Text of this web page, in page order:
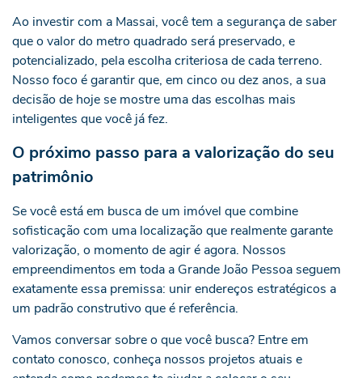
Ao investir com a Massai, você tem a segurança de saber
que o valor do metro quadrado será preservado, e
potencializado, pela escolha criteriosa de cada terreno.
Nosso foco é garantir que, em cinco ou dez anos, a sua
decisão de hoje se mostre uma das escolhas mais
inteligentes que você já fez.
O próximo passo para a valorização do seu
patrimônio
Se você está em busca de um imóvel que combine
sofisticação com uma localização que realmente garante
valorização, o momento de agir é agora. Nossos
empreendimentos em toda a Grande João Pessoa seguem
exatamente essa premissa: unir endereços estratégicos a
um padrão construtivo que é referência.
Vamos conversar sobre o que você busca? Entre em
contato conosco, conheça nossos projetos atuais e